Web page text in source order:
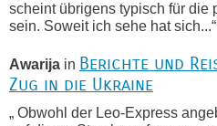
scheint übrigens typisch für die
sein. Soweit ich sehe hat sich...“
Awarija in Berichte und
Zug in die Ukraine
„ Obwohl der Leo-Express